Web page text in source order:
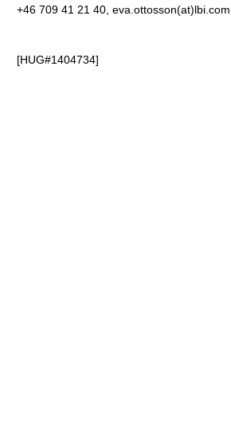
+46 709 41 21 40, eva.ottosson(at)lbi.com
[HUG#1404734]